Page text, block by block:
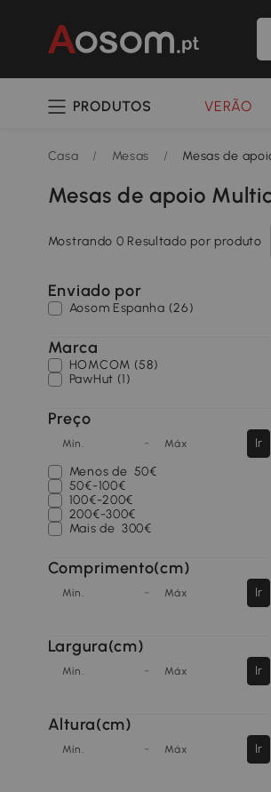
PRODUTOS VERÃO
Casa / Mesas / Mesas de
Mesas de apoio
Mostrando 0 Resultado por produto
Enviado por
Aosom Espanha (26)
Marca
HOMCOM (58)
PawHut (1)
Preço
Mín. - Máx
Ir
Menos de 50€
50€-100€
100€-200€
200€-300€
Mais de300€
Comprimento(cm)
Mín. - Máx Ir
Largura(cm)
Mín. - Máx Ir
Altura(cm)
Mín. - Máx Ir